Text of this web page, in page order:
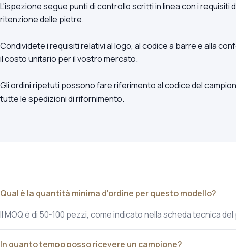
L'ispezione segue punti di controllo scritti in linea con i requisiti
ritenzione delle pietre.
Condividete i requisiti relativi al logo, al codice a barre e alla
il costo unitario per il vostro mercato.
Gli ordini ripetuti possono fare riferimento al codice del
tutte le spedizioni di rifornimento.
Qual è la quantità minima d'ordine per questo modello?
Il MOQ è di 50-100 pezzi, come indicato nella scheda tecnica
In quanto tempo posso ricevere un campione?